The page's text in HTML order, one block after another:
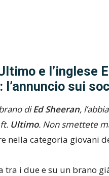
e
l’annuncio sui
diEd Sheeran,
Ultimo. Non smettete
nella categoria giovani
tra i due e su un brano